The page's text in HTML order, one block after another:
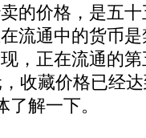
的价格，是五
流通中的货币
，正在流通的
收藏价格已经
解一下。